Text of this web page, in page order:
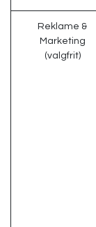
Reklame &
Marketing
(valgfrit)